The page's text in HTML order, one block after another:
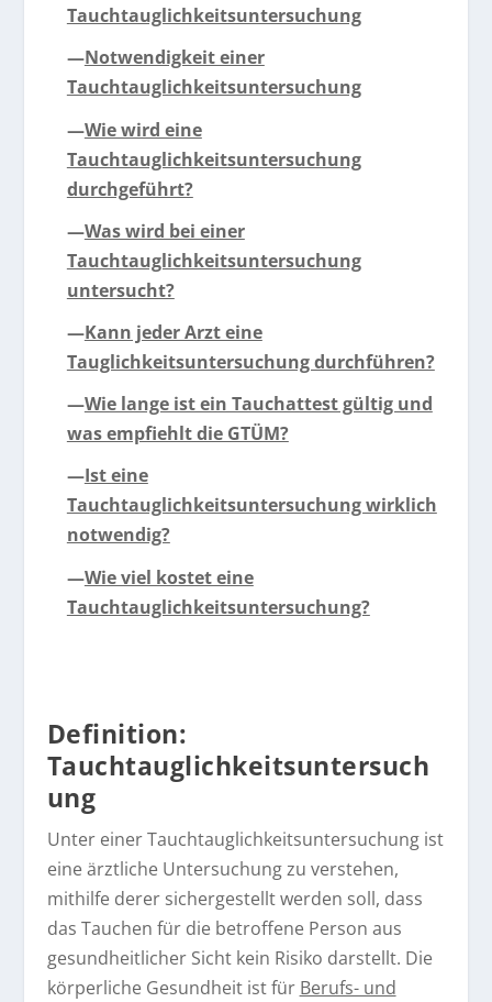
Tauchtauglichkeitsuntersuchung
—Notwendigkeit einer
Tauchtauglichkeitsuntersuchung
—Wie wird eine
Tauchtauglichkeitsuntersuchung
durchgeführt?
—Was wird bei einer
Tauchtauglichkeitsuntersuchung
untersucht?
—Kann jeder Arzt eine
Tauglichkeitsuntersuchung durchführen?
—Wie lange ist ein Tauchattest gültig und
was empfiehlt die GTÜM?
—Ist eine
Tauchtauglichkeitsuntersuchung wirklich
notwendig?
—Wie viel kostet eine
Tauchtauglichkeitsuntersuchung?
Definition:
Tauchtauglichkeitsuntersuch
ung
Unter einer Tauchtauglichkeitsuntersuchung ist
eine ärztliche Untersuchung zu verstehen,
mithilfe derer sichergestellt werden soll, dass
das Tauchen für die betroffene Person aus
gesundheitlicher Sicht kein Risiko darstellt. Die
körperliche Gesundheit ist für Berufs- und